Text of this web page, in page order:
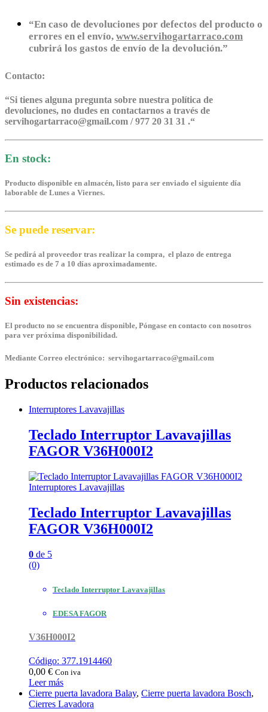
“En caso de devoluciones por defectos del producto o
errores en el envío, www.servihogartarraco.com
cubrirá los gastos de envío de la devolución.”
Contacto:
“Si tienes alguna pregunta sobre nuestra política de
devoluciones, no dudes en contactarnos a través de
servihogartarraco@gmail.com / 977 20 31 31 .“
En stock:
Producto disponible en almacén, listo para ser enviado el siguiente día
laborable de Lunes a Viernes.
Se puede reservar:
Se pedirá al proveedor tras realizar la compra, el plazo de entrega
estimado es de 7 a 10 días aproximadamente.
Sin existencias:
El producto no se encuentra disponible, Póngase en contacto con nosotros
para ver próxima disponibilidad.
Mediante Correo electrónico: servihogartarraco@gmail.com
Productos relacionados
Interruptores Lavavajillas
Teclado Interruptor Lavavajillas
FAGOR V36H000I2
Interruptores Lavavajillas
Teclado Interruptor Lavavajillas
FAGOR V36H000I2
0 de 5
(0)
Teclado Interruptor Lavavajillas
EDESA FAGOR
V36H000I2
Código: 377.1914460
0,00 € Con iva
Leer más
Cierre puerta lavadora Balay, Cierre puerta lavadora Bosch,
Cierres Lavadora